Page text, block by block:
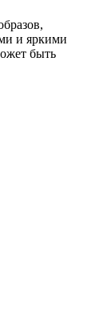
и яркими
быть